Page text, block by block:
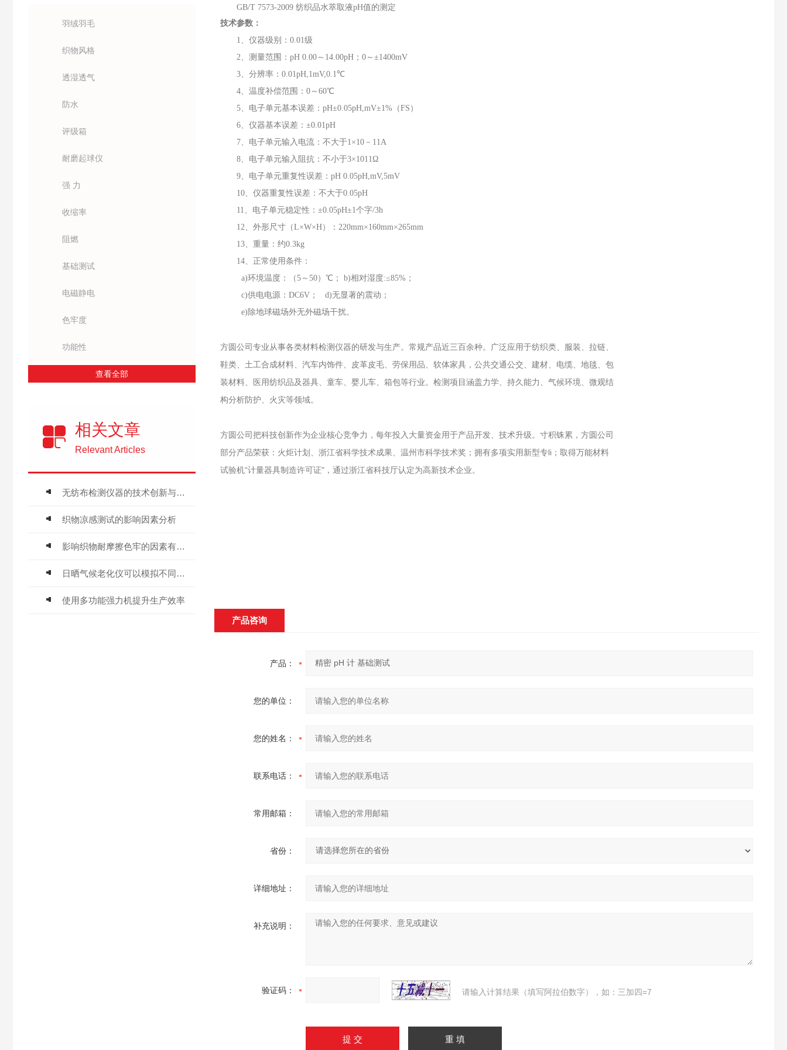
羽绒羽毛
织物风格
透湿透气
防水
评级箱
耐磨起球仪
强 力
收缩率
阻燃
基础测试
电磁静电
色牢度
功能性
查看全部
相关文章
Relevant Articles
无纺布检测仪器的技术创新与应用前景
织物凉感测试的影响因素分析
影响织物耐摩擦色牢的因素有哪些
日晒气候老化仪可以模拟不同环境条件下，材料暴露产生的变化
使用多功能强力机提升生产效率
GB/T 7573-2009 纺织品水萃取液pH值的测定
技术参数：
1、仪器级别：0.01级
2、测量范围：pH 0.00～14.00pH；0～±1400mV
3、分辨率：0.01pH,1mV,0.1℃
4、温度补偿范围：0～60℃
5、电子单元基本误差：pH±0.05pH,mV±1%（FS）
6、仪器基本误差：±0.01pH
7、电子单元输入电流：不大于1×10－11A
8、电子单元输入阻抗：不小于3×1011Ω
9、电子单元重复性误差：pH 0.05pH,mV,5mV
10、仪器重复性误差：不大于0.05pH
11、电子单元稳定性：±0.05pH±1个字/3h
12、外形尺寸（L×W×H）：220mm×160mm×265mm
13、重量：约0.3kg
14、正常使用条件：
a)环境温度：（5～50）℃；
b)相对湿度:≤85%；
c)供电电源：DC6V；
d)无显著的震动；
e)除地球磁场外无外磁场干扰。
方圆公司专业从事各类材料检测仪器的研发与生产。常规产品近三百余种。广泛应用于纺织类、服装、拉链、
鞋类、土工合成材料、汽车内饰件、皮革皮毛、劳保用品、软体家具，公共交通公交、建材、电缆、地毯、包
装材料、医用纺织品及器具、童车、婴儿车、箱包等行业。检测项目涵盖力学、持久能力、气候环境、微观结
构分析防护、火灾等领域。
方圆公司把科技创新作为企业核心竞争力，每年投入大量资金用于产品开发、技术升级。寸积铢累，方圆公司
部分产品荣获：火炬计划、浙江省科学技术成果、温州市科学技术奖；拥有多项实用新型专li；取得万能材料
试验机“计量器具制造许可证"，通过浙江省科技厅认定为高新技术企业。
产品咨询
产品：
您的单位：
您的姓名：
联系电话：
常用邮箱：
省份：
详细地址：
补充说明：
验证码： 请输入计算结果（填写阿拉伯数字），如：三加四=7